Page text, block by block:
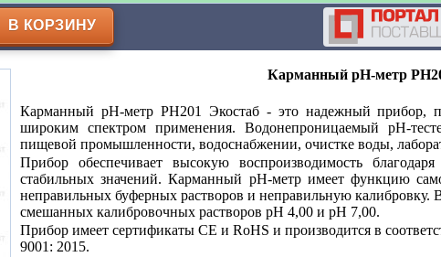
В КОРЗИНУ
Карманный рН-метр
Карманный рН-метр РН201 Экостаб - это надежный прибор,
широким спектром применения. Водонепроницаемый рН-
пищевой промышленности, водоснабжении, очистке воды,
Прибор обеспечивает высокую воспроизводимость
стабильных значений. Карманный рН-метр имеет функцию
неправильных буферных растворов и неправильную калибровку.
смешанных калибровочных растворов рН 4,00 и рН 7,00.
Прибор имеет сертификаты CE и RoHS и производится в
9001: 2015.